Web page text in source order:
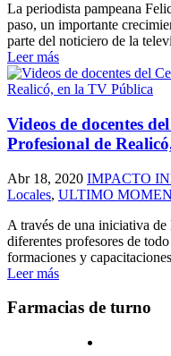
La periodista pampeana
paso, un importante
parte del noticiero de la
Leer más
Videos de docentes
Profesional de
Abr 18, 2020 IMPACTO
Locales, ULTIMO
A través de una iniciativa
diferentes profesores de
formaciones y
Leer más
Farmacias de turno